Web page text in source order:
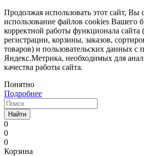
Продолжая использовать этот сайт, Вы
использование файлов cookies Вашего
корректной работы функционала сайта
регистрации, корзины, заказов,
товаров) и пользовательских данных
Яндекс.Метрика, необходимых для
качества работы сайта.
Понятно
Подробнее
Найти
0
0
0
Корзина